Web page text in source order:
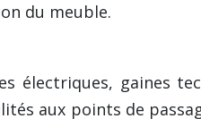
du meuble.
électriques, gaines
aux points de